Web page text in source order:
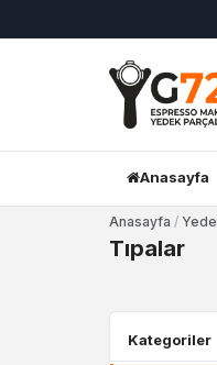
Anasayfa
Anasayfa /
Tıpalar
Kategoriler